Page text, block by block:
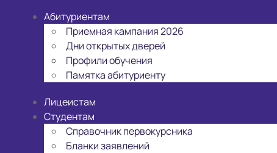
Абитуриентам
Приемная кампания 2026
Дни открытых дверей
Профили обучения
Памятка абитуриенту
Лицеистам
Студентам
Справочник первокурсника
Бланки заявлений